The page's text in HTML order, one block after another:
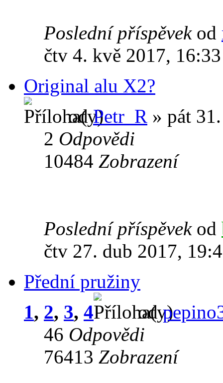
Poslední příspěvek od
čtv 4. kvě 2017, 16:33
Original alu X2?
odPetr_R » pát
2 Odpovědi
10484 Zobrazení
Poslední příspěvek od
čtv 27. dub 2017,
Přední pružiny
1, 2, 3, 4 od
46 Odpovědi
76413 Zobrazení